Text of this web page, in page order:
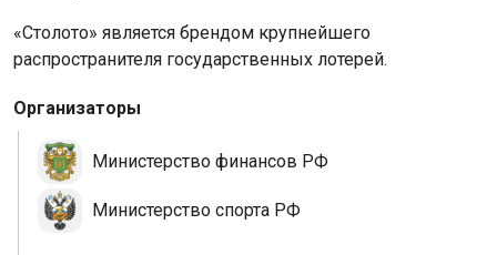
«Столото» является брендом крупнейшего
распространителя государственных лотерей.
Организаторы
Министерство финансов РФ
Министерство спорта РФ